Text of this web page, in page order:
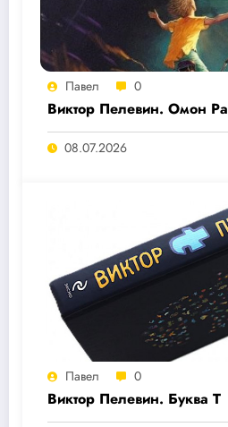
Павел 0
Виктор Пелевин. Омон Ра
08.07.2026
Павел 0
Виктор Пелевин. Буква T